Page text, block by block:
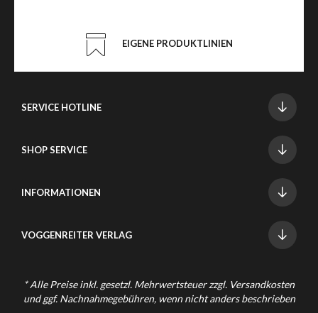
EIGENE PRODUKTLINIEN
SERVICE HOTLINE
SHOP SERVICE
INFORMATIONEN
VOGGENREITER VERLAG
* Alle Preise inkl. gesetzl. Mehrwertsteuer zzgl. Versandkosten
und ggf. Nachnahmegebühren, wenn nicht anders beschrieben